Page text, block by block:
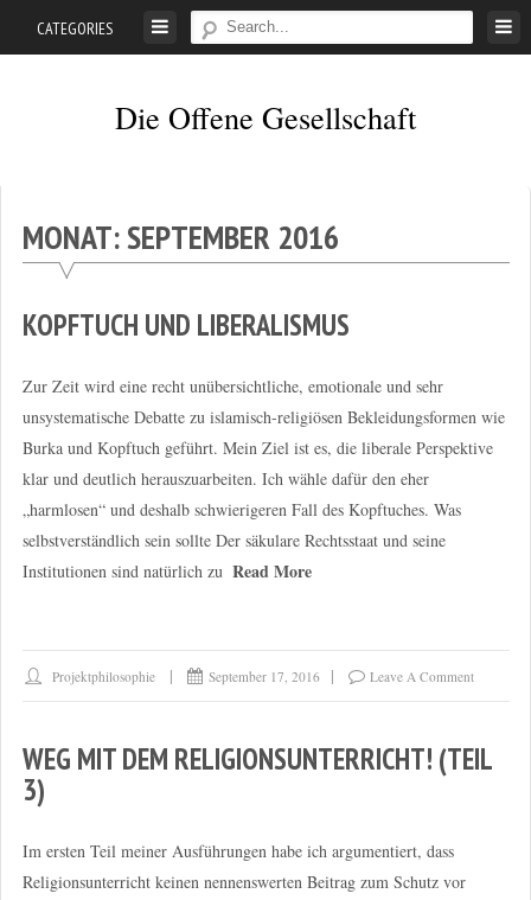
CATEGORIES
Die Offene Gesellschaft
MONAT:SEPTEMBER 2016
KOPFTUCH UND LIBERALISMUS
Zur Zeit wird eine recht unübersichtliche, emotionale und sehr
unsystematische Debatte zu islamisch-religiösen Bekleidungsformen wie
Burka und Kopftuch geführt. Mein Ziel ist es, die liberale Perspektive
klar und deutlich herauszuarbeiten. Ich wähle dafür den eher
„harmlosen“ und deshalb schwierigeren Fall des Kopftuches. Was
selbstverständlich sein sollte Der säkulare Rechtsstaat und seine
Institutionen sind natürlich zu Read More
Projektphilosophie September 17, 2016 Leave A Comment
WEG MIT DEM RELIGIONSUNTERRICHT! (TEIL
3)
Im ersten Teil meiner Ausführungen habe ich argumentiert, dass
Religionsunterricht keinen nennenswerten Beitrag zum Schutz vor